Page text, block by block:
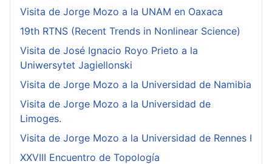
Visita de Jorge Mozo a la UNAM en Oaxaca
19th RTNS (Recent Trends in Nonlinear Science)
Visita de José Ignacio Royo Prieto a la
Uniwersytet Jagiellonski
Visita de Jorge Mozo a la Universidad de Namibia
Visita de Jorge Mozo a la Universidad de
Limoges.
Visita de Jorge Mozo a la Universidad de Rennes I
XXVIII Encuentro de Topología